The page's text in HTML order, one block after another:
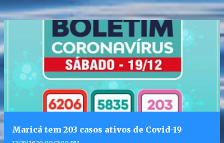
Maricá tem 203 casos ativos de Covid-19